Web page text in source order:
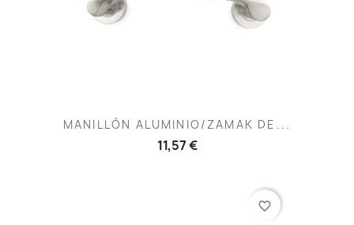
MANILLÓN ALUMINIO/ZAMAK DE...
11,57 €
favorite_border